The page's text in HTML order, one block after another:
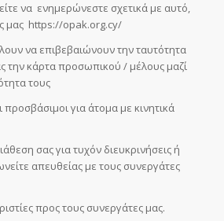
να ενημερώνεστε σχετικά με αυτό,
μας https://opak.org.cy/
να επιβεβαιώνουν την ταυτότητα
την κάρτα προσωπικού / μέλους μαζί
τους
προσβάσιμοι για άτομα με κινητικά
σας για τυχόν διευκρινήσεις ή
απευθείας με τους συνεργάτες
προς τους συνεργάτες μας.